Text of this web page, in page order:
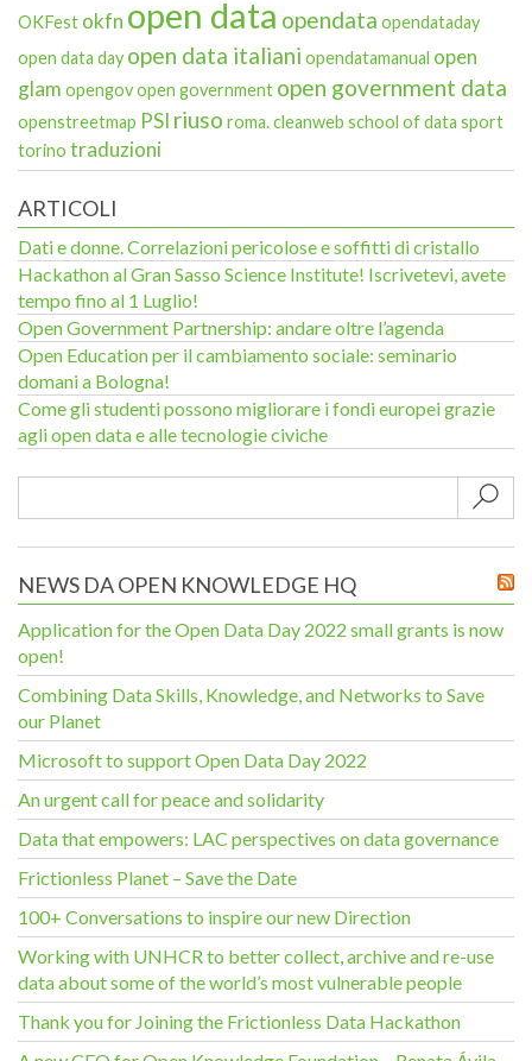
OKFest okfn open data opendata opendataday
open data day open data italiani opendatamanual open
glam opengovopen government open government data
openstreetmap PSI riuso roma. cleanweb school of data sport
torino traduzioni
ARTICOLI
Dati e donne. Correlazioni pericolose e soffitti di cristallo
Hackathon al Gran Sasso Science Institute! Iscrivetevi, avete
tempo fino al 1 Luglio!
Open Government Partnership: andare oltre l’agenda
Open Education per il cambiamento sociale: seminario
domani a Bologna!
Come gli studenti possono migliorare i fondi europei grazie
agli open data e alle tecnologie civiche
NEWS DA OPEN KNOWLEDGE HQ
Application for the Open Data Day 2022 small grants is now
open!
Combining Data Skills, Knowledge, and Networks to Save
our Planet
Microsoft to support Open Data Day 2022
An urgent call for peace and solidarity
Data that empowers: LAC perspectives on data governance
Frictionless Planet – Save the Date
100+ Conversations to inspire our new Direction
Working with UNHCR to better collect, archive and re-use
data about some of the world’s most vulnerable people
Thank you for Joining the Frictionless Data Hackathon